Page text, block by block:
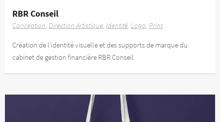
RBR Conseil
Conception Direction Artistique Identité Logo Print
Création de l’identité visuelle et des supports de marque du
cabinet de gestion financière RBR Conseil.